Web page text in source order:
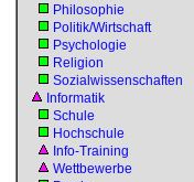
Philosophie
Politik/Wirtschaft
Psychologie
Religion
Sozialwissenschaften
Informatik
Schule
Hochschule
Info-Training
Wettbewerbe